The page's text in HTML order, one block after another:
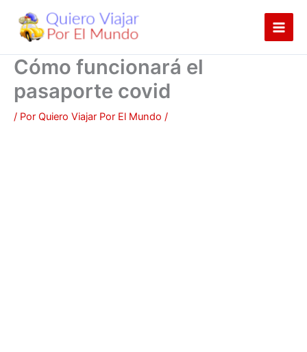
contenido
Cómo funcionará el
pasaporte covid
/ Por Quiero Viajar Por El Mundo /